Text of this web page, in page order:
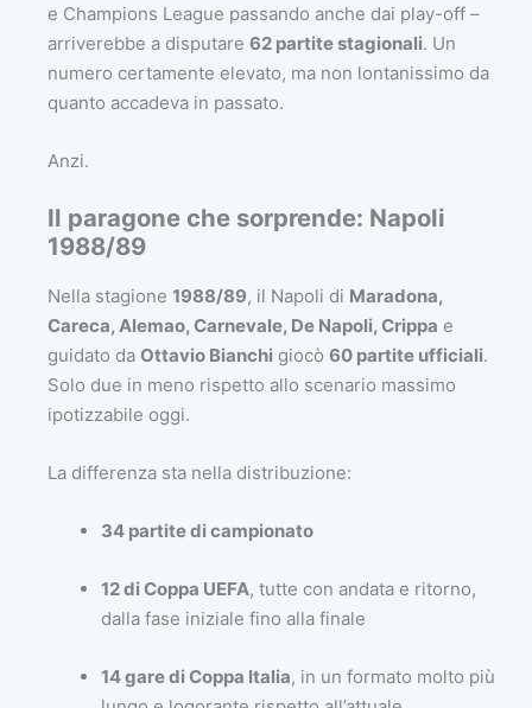
e Champions League passando anche dai play-off –
arriverebbe a disputare 62 partite stagionali. Un
numero certamente elevato, ma non lontanissimo da
quanto accadeva in passato.
Anzi.
Il paragone che sorprende: Napoli
1988/89
Nella stagione 1988/89, il Napoli di Maradona,
Careca, Alemao, Carnevale, De Napoli, Crippa e
guidato da Ottavio Bianchi giocò 60 partite ufficiali.
Solo due in meno rispetto allo scenario massimo
ipotizzabile oggi.
La differenza sta nella distribuzione:
34 partite di campionato
12 di Coppa UEFA, tutte con andata e ritorno,
dalla fase iniziale fino alla finale
14 gare di Coppa Italia, in un formato molto più